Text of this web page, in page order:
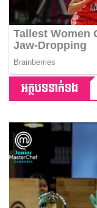
អត្ថបទទាក់ទង